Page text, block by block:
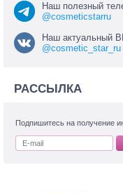
Наш полезный
@cosmeticstarru
Наш актуальный
@cosmetic_star_ru
РАССЫЛКА
Подпишитесь на получение